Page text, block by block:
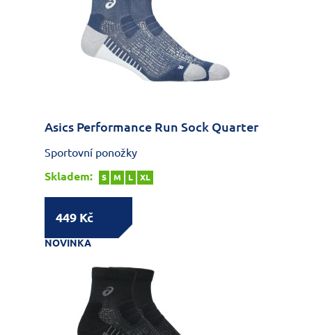
Asics Performance Run Sock Quarter
Sportovní ponožky
Skladem:
S M L XL
449 Kč
NOVINKA